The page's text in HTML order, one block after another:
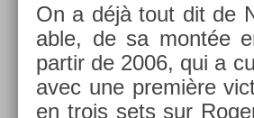
On a déjà tout dit de
able, de sa montée
par­tir de 2006, qui a
avec une première
en trois sets sur